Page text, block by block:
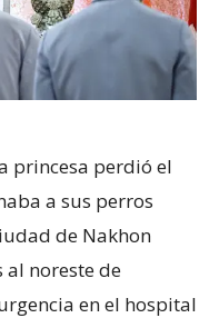
princesa perdió el
a sus perros
de Nakhon
al noreste de
en el hospital